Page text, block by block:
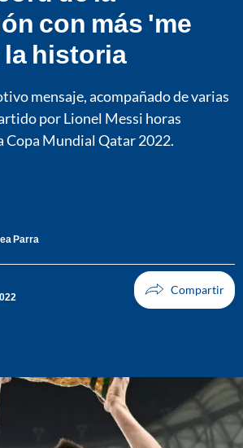
con más 'me
historia
mensaje, acompañado de varias
por Lionel Messi horas
Copa Mundial Qatar 2022.
Parra